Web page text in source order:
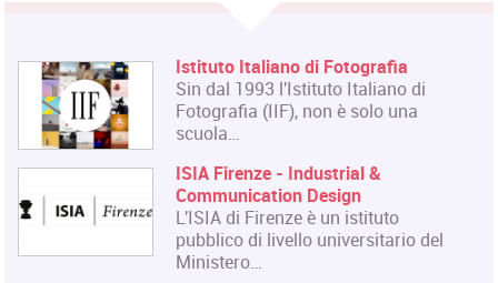
Istituto Italiano di Fotografia
Sin dal 1993 l'Istituto Italiano di
Fotografia (IIF), non è solo una
scuola…
ISIA Firenze - Industrial &
Communication Design
L'ISIA di Firenze è un istituto
pubblico di livello universitario del
Ministero…